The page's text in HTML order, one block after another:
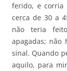
ferido, e corria
cerca de 30 a
não teria
apagadas; não
sinal. Quando
aquilo, para